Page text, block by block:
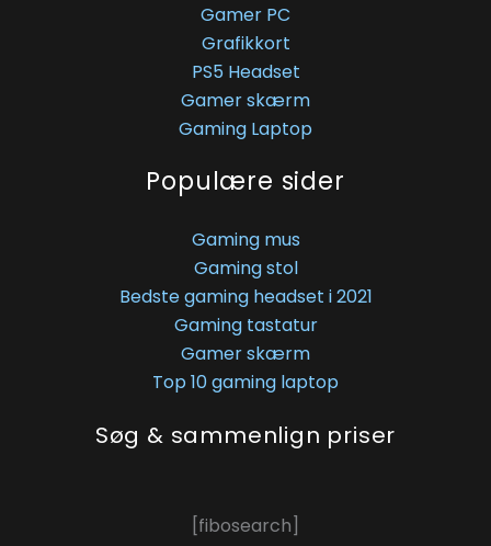
Gamer PC
Grafikkort
PS5 Headset
Gamer skærm
Gaming Laptop
Populære sider
Gaming mus
Gaming stol
Bedste gaming headset i 2021
Gaming tastatur
Gamer skærm
Top 10 gaming laptop
Søg & sammenlign priser
[fibosearch]